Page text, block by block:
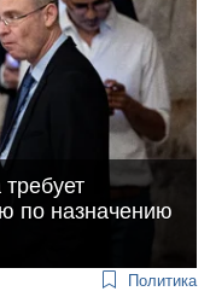
по назначению
Политика